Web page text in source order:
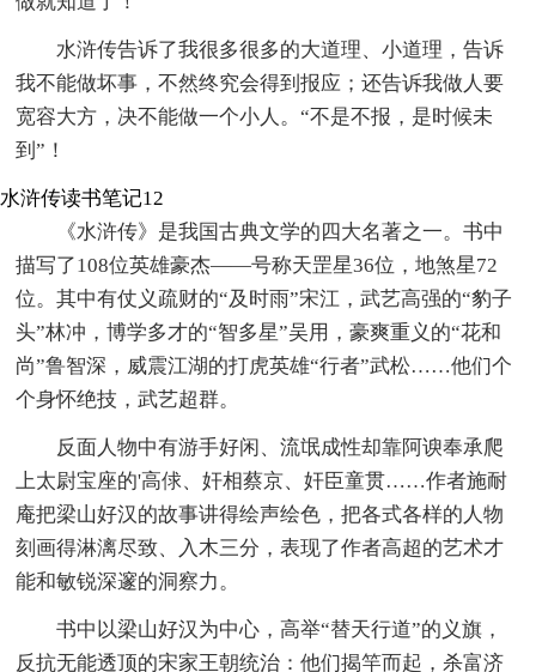
水浒传告诉了我很多很多的大道理、小道理，告诉
我不能做坏事，不然终究会得到报应；还告诉我做人要
宽容大方，决不能做一个小人。“不是不报，是时候未
到”！
水浒传读书笔记12
《水浒传》是我国古典文学的四大名著之一。书中
描写了108位英雄豪杰——号称天罡星36位，地煞星72
位。其中有仗义疏财的“及时雨”宋江，武艺高强的“豹子
头”林冲，博学多才的“智多星”吴用，豪爽重义的“花和
尚”鲁智深，威震江湖的打虎英雄“行者”武松……他们个
个身怀绝技，武艺超群。
反面人物中有游手好闲、流氓成性却靠阿谀奉承爬
上太尉宝座的'高俅、奸相蔡京、奸臣童贯……作者施耐
庵把梁山好汉的故事讲得绘声绘色，把各式各样的人物
刻画得淋漓尽致、入木三分，表现了作者高超的艺术才
能和敏锐深邃的洞察力。
书中以梁山好汉为中心，高举“替天行道”的义旗，
反抗无能透顶的宋家王朝统治：他们揭竿而起，杀富济